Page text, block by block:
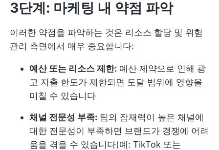
3단계: 마케팅 내 약점 파악
이러한 약점을 파악하는 것은 리소스 할당 및 위험
관리 측면에서 매우 중요합니다:
예산 또는 리소스 제한: 예산 제약으로 인해 광
고 지출 한도가 제한되면 도달 범위에 영향을
미칠 수 있습니다
채널 전문성 부족: 팀의 잠재력이 높은 채널에
대한 전문성이 부족하면 브랜드가 경쟁에 어려
움을 겪을 수 있습니다(예: TikTok 또는